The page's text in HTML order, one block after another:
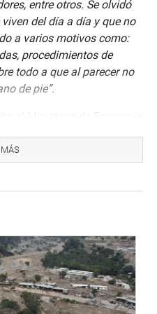
entre otros. Se olvidó
del día a día y que no
a varios motivos como:
procedimientos de
todo a que al parecer no
de pie”.
de la renta mínima vital
considerar los
monto de la renta mínima
de 100 adicionales
con un tope de 700
está gestando se le
del presente artículo.